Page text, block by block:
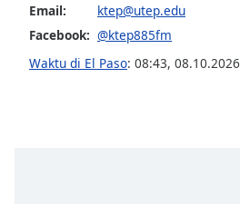
dialog
Escape
Email:
ktep@utep.edu
Facebook: @ktep885fm
Waktu di El Paso: 08:43, 08.10.2026